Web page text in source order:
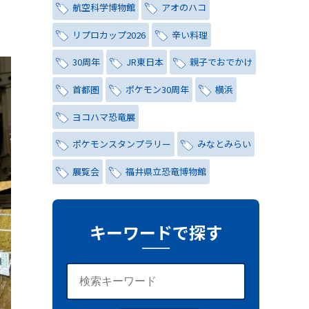
航空科学博物館 アオのハコ
リプロカップ2026 辛い料理
30周年 JR東日本 親子でおでかけ
首都圏 ポケモン30周年 横浜
ヨコハマ恐竜展
ポケモンスタンプラリー みなとみらい
展覧会 福井県立恐竜博物館
チョコミント しらこばと水上公園
ナイトプール 氷川茶庭
シティハンター
レトロ コーラ
キーワードで探す